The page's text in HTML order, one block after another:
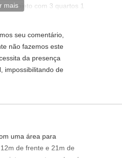
projeto com 3 quartos 1
area de serviço?
mais
seu comentário,
não fazemos este
da presença
impossibilitando de
uma área para
de frente e 21m de